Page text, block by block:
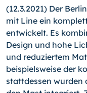
(12.3.2021) Der
mit Line ein
entwickelt. Es
Design und hohe
und reduziertem
beispielsweise der
stattdessen wurden